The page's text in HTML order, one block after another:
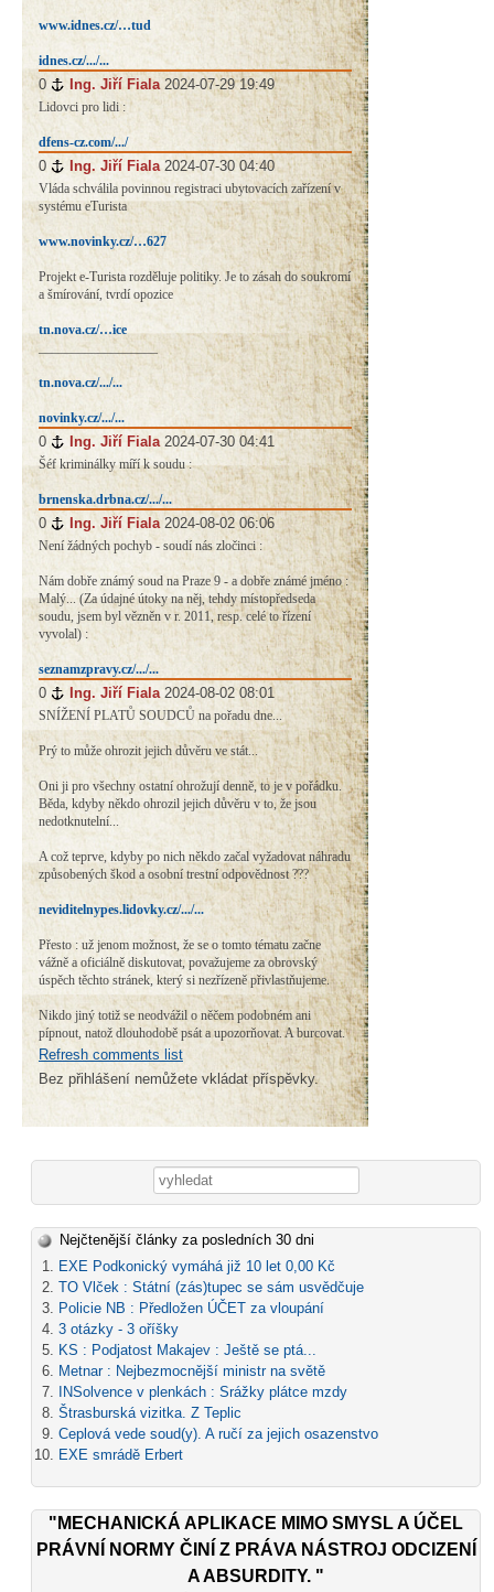
www.idnes.cz/…tud
idnes.cz/.../...
0 # Ing. Jiří Fiala 2024-07-29 19:49
Lidovci pro lidi :
dfens-cz.com/.../
0 # Ing. Jiří Fiala 2024-07-30 04:40
Vláda schválila povinnou registraci ubytovacích zařízení v
systému eTurista
www.novinky.cz/…627
Projekt e-Turista rozděluje politiky. Je to zásah do soukromí
a šmírování, tvrdí opozice
tn.nova.cz/…ice
__________________
tn.nova.cz/.../...
novinky.cz/.../...
0 # Ing. Jiří Fiala 2024-07-30 04:41
Šéf kriminálky míří k soudu :
brnenska.drbna.cz/.../...
0 # Ing. Jiří Fiala 2024-08-02 06:06
Není žádných pochyb - soudí nás zločinci :
Nám dobře známý soud na Praze 9 - a dobře známé jméno :
Malý... (Za údajné útoky na něj, tehdy místopředseda
soudu, jsem byl vězněn v r. 2011, resp. celé to řízení
vyvolal) :
seznamzpravy.cz/.../...
0 # Ing. Jiří Fiala 2024-08-02 08:01
SNÍŽENÍ PLATŮ SOUDCŮ na pořadu dne...
Prý to může ohrozit jejich důvěru ve stát...
Oni ji pro všechny ostatní ohrožují denně, to je v pořádku.
Běda, kdyby někdo ohrozil jejich důvěru v to, že jsou
nedotknutelní...
A což teprve, kdyby po nich někdo začal vyžadovat náhradu
způsobených škod a osobní trestní odpovědnost ???
neviditelnypes.lidovky.cz/.../...
Přesto : už jenom možnost, že se o tomto tématu začne
vážně a oficiálně diskutovat, považujeme za obrovský
úspěch těchto stránek, který si nezřízeně přivlastňujeme.
Nikdo jiný totiž se neodvážil o něčem podobném ani
pípnout, natož dlouhodobě psát a upozorňovat. A burcovat.
Refresh comments list
Bez přihlášení nemůžete vkládat příspěvky.
Vyhledávání
Nejčtenější články za posledních 30 dni
EXE Podkonický vymáhá již 10 let 0,00 Kč
TO Vlček : Státní (zás)tupec se sám usvědčuje
Policie NB : Předložen ÚČET za vloupání
3 otázky - 3 oříšky
KS : Podjatost Makajev : Ještě se ptá...
Metnar : Nejbezmocnější ministr na světě
INSolvence v plenkách : Srážky plátce mzdy
Štrasburská vizitka. Z Teplic
Ceplová vede soud(y). A ručí za jejich osazenstvo
EXE smrádě Erbert
"MECHANICKÁ APLIKACE MIMO SMYSL A ÚČEL
PRÁVNÍ NORMY ČINÍ Z PRÁVA NÁSTROJ ODCIZENÍ
A ABSURDITY. "